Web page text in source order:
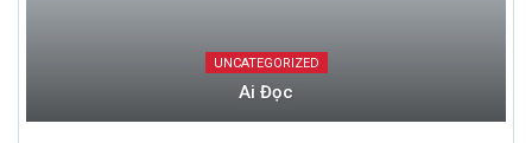
UNCATEGORIZED
Ai Đọc